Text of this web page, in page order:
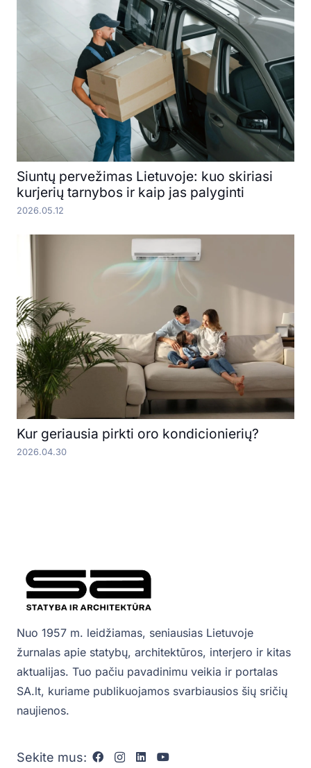
Siuntų pervežimas Lietuvoje: kuo skiriasi
kurjerių tarnybos ir kaip jas palyginti
2026.05.12
Kur geriausia pirkti oro kondicionierių?
2026.04.30
Nuo 1957 m. leidžiamas, seniausias Lietuvoje
žurnalas apie statybų, architektūros, interjero ir kitas
aktualijas. Tuo pačiu pavadinimu veikia ir portalas
SA.lt, kuriame publikuojamos svarbiausios šių sričių
naujienos.
Sekite mus: